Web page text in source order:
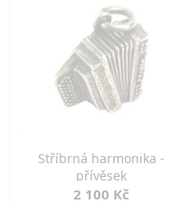
Stříbrná harmonika -
přívěsek
2 100 Kč